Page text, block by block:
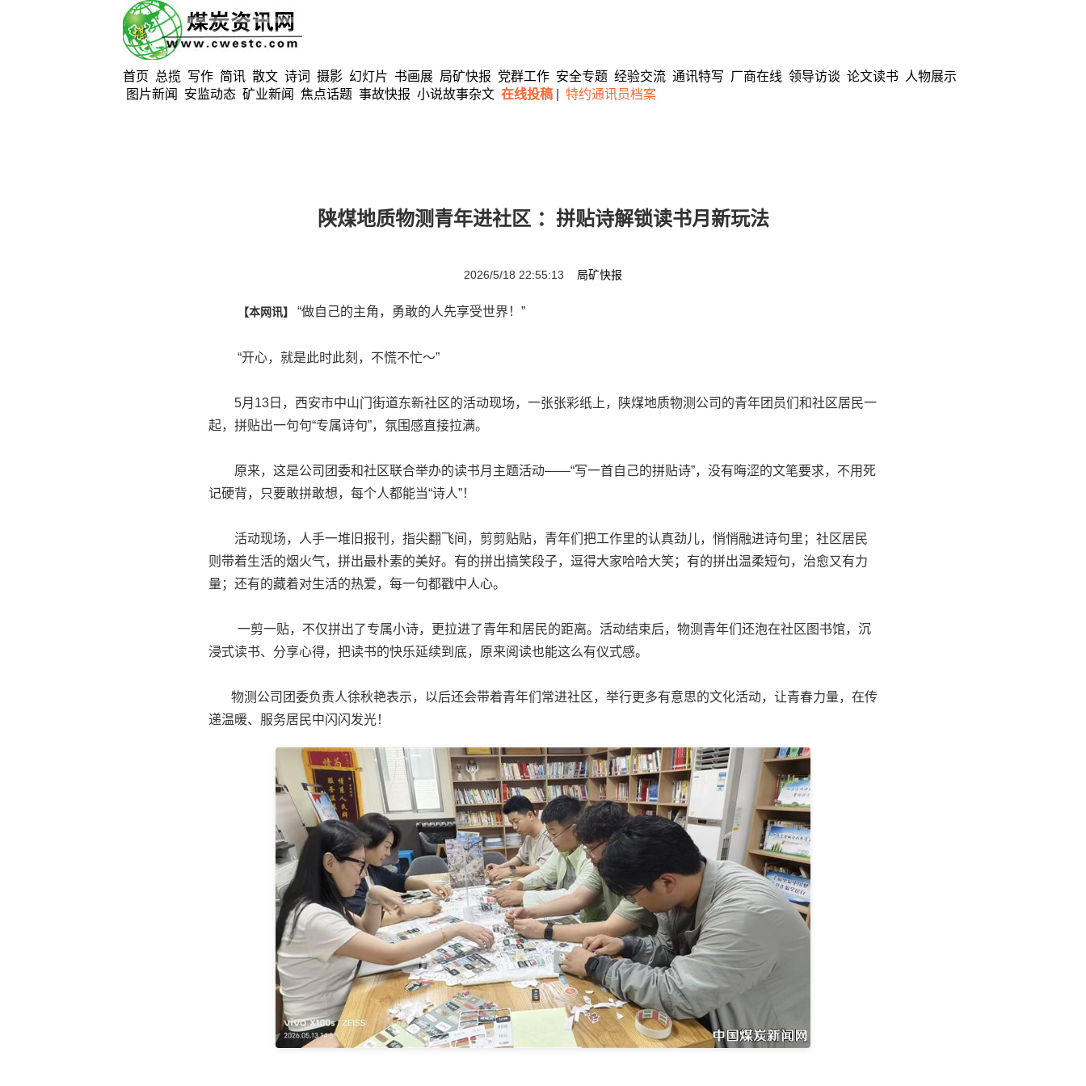
首页 总揽 写作 简讯 散文 诗词 摄影 幻灯片 书画展 局矿快报 党群工作 安全专题 经验交流 通讯特写 厂商在线 领导访谈 论文读书
人物展示
图片新闻
安监动态 矿业新闻 焦点话题 事故快报 小说故事杂文 在线投稿 特约通讯员档案
陕煤地质物测青年进社区 ：拼贴诗解锁读书月新玩法
2026/5/18 22:55:13 局矿快报
【本网讯】 “做自己的主角，勇敢的人先享受世界！”
“开心，就是此时此刻，不慌不忙～”
5月13日，西安市中山门街道东新社区的活动现场，一张张彩纸上，陕煤地质物测公司的青年团员们和社区居民一
起，拼贴出一句句“专属诗句”，氛围感直接拉满。
原来，这是公司团委和社区联合举办的读书月主题活动——“写一首自己的拼贴诗”，没有晦涩的文笔要求，不用死
记硬背，只要敢拼敢想，每个人都能当“诗人”！
活动现场，人手一堆旧报刊，指尖翻飞间，剪剪贴贴，青年们把工作里的认真劲儿，悄悄融进诗句里；社区居民
则带着生活的烟火气，拼出最朴素的美好。有的拼出搞笑段子，逗得大家哈哈大笑；有的拼出温柔短句，治愈又有力
量；还有的藏着对生活的热爱，每一句都戳中人心。
一剪一贴，不仅拼出了专属小诗，更拉进了青年和居民的距离。活动结束后，物测青年们还泡在社区图书馆，沉
浸式读书、分享心得，把读书的快乐延续到底，原来阅读也能这么有仪式感。
物测公司团委负责人徐秋艳表示，以后还会带着青年们常进社区，举行更多有意思的文化活动，让青春力量，在传
递温暖、服务居民中闪闪发光！